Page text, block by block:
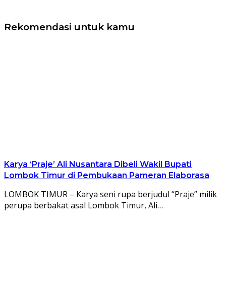
Rekomendasi untuk kamu
Karya ‘Praje’ Ali Nusantara Dibeli Wakil Bupati
Lombok Timur di Pembukaan Pameran Elaborasa
LOMBOK TIMUR – Karya seni rupa berjudul “Praje” milik
perupa berbakat asal Lombok Timur, Ali…